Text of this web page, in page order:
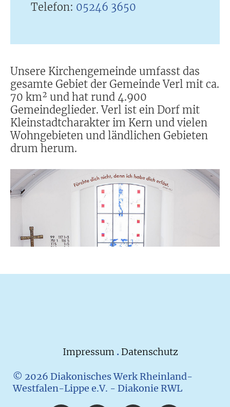
Unsere Kirchengemeinde umfasst das
gesamte Gebiet der Gemeinde Verl mit ca.
70 km² und hat rund 4.900
Gemeindeglieder. Verl ist ein Dorf mit
Kleinstadtcharakter im Kern und vielen
Wohngebieten und ländlichen Gebieten
drum herum.
Telefon: 05246 3650
Impressum . Datenschutz
© 2026 Diakonisches Werk Rheinland-
Westfalen-Lippe e.V. - Diakonie RWL